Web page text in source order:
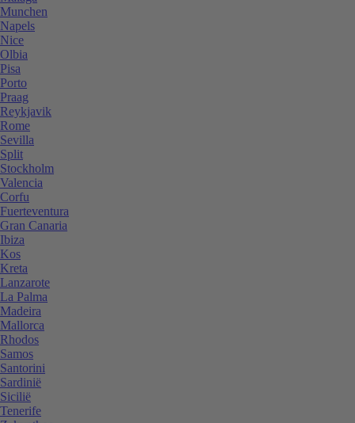
Munchen
Napels
Nice
Olbia
Pisa
Porto
Praag
Reykjavik
Rome
Sevilla
Split
Stockholm
Valencia
Corfu
Fuerteventura
Gran Canaria
Ibiza
Kos
Kreta
Lanzarote
La Palma
Madeira
Mallorca
Rhodos
Samos
Santorini
Sardinië
Sicilië
Tenerife